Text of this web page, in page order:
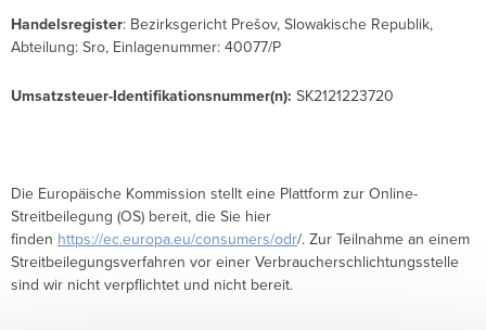
Handelsregister: Bezirksgericht Prešov, Slowakische Republik,
Abteilung: Sro, Einlagenummer: 40077/P
Umsatzsteuer-Identifikationsnummer(n): SK2121223720
Die Europäische Kommission stellt eine Plattform zur Online-
Streitbeilegung (OS) bereit, die Sie hier
finden https://ec.europa.eu/consumers/odr/. Zur Teilnahme an einem
Streitbeilegungsverfahren vor einer Verbraucherschlichtungsstelle
sind wir nicht verpflichtet und nicht bereit.